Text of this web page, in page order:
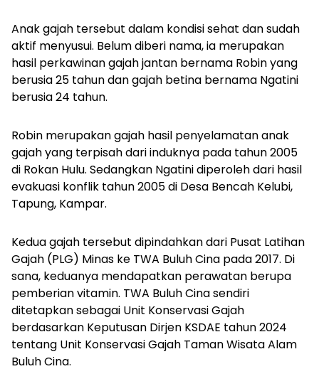
Anak gajah tersebut dalam kondisi sehat dan sudah
aktif menyusui. Belum diberi nama, ia merupakan
hasil perkawinan gajah jantan bernama Robin yang
berusia 25 tahun dan gajah betina bernama Ngatini
berusia 24 tahun.
Robin merupakan gajah hasil penyelamatan anak
gajah yang terpisah dari induknya pada tahun 2005
di Rokan Hulu. Sedangkan Ngatini diperoleh dari hasil
evakuasi konflik tahun 2005 di Desa Bencah Kelubi,
Tapung, Kampar.
Kedua gajah tersebut dipindahkan dari Pusat Latihan
Gajah (PLG) Minas ke TWA Buluh Cina pada 2017. Di
sana, keduanya mendapatkan perawatan berupa
pemberian vitamin. TWA Buluh Cina sendiri
ditetapkan sebagai Unit Konservasi Gajah
berdasarkan Keputusan Dirjen KSDAE tahun 2024
tentang Unit Konservasi Gajah Taman Wisata Alam
Buluh Cina.